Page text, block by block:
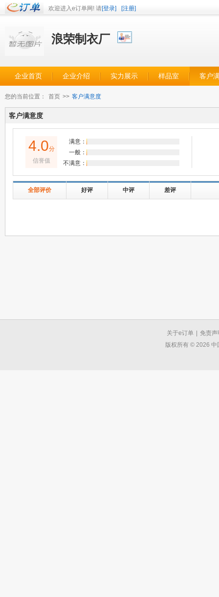
欢迎进入e订单网! 请[登录] [注册]
浪荣制衣厂
企业首页 企业介绍 实力展示 样品室 客户
您的当前位置： 首页 >> 客户满意度
客户满意度
4.0分
信誉值
满意：
一般：
不满意：
全部评价 好评 中评 差评
关于e订单
免责声
版权所有 © 2026